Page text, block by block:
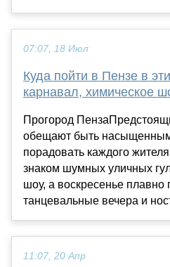
07:07, 18 Июл
Куда пойти в Пензе в
карнавал, химическое
Прогород
обещают быть
порадовать каждого
знаком шумных уличных
шоу, а воскресенье плавно
танцевальные вечера и
11:07, 20 Апр